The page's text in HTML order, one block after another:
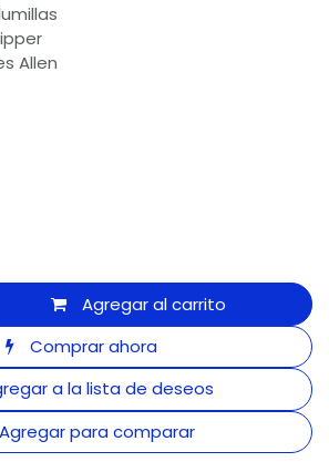
Allen
Agregar al carrito
Comprar ahora
Agregar para comparar
a la lista de deseos